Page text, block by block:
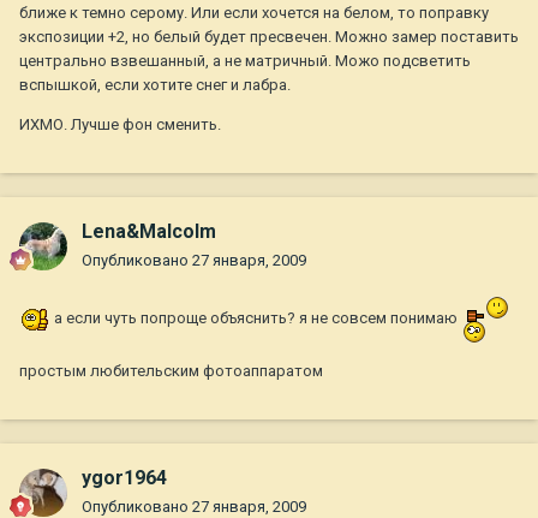
ближе к темно серому. Или если хочется на белом, то поправку
экспозиции +2, но белый будет пресвечен. Можно замер поставить
центрально взвешанный, а не матричный. Можо подсветить
вспышкой, если хотите снег и лабра.
ИХМО. Лучше фон сменить.
Lena&Malcolm
Опубликовано 27 января, 2009
а если чуть попроще объяснить? я не совсем понимаю
простым любительским фотоаппаратом
ygor1964
Опубликовано 27 января, 2009